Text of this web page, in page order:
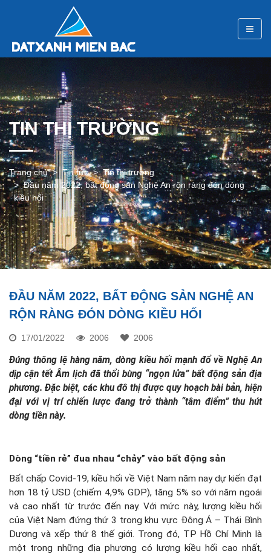
TIN THỊ TRƯỜNG
Trang chủ Tin tức
Tin thị trường
Đầu năm 2022, bất động sản Nghệ An rộn ràng đón dòng
kiều hối
ĐẦU NĂM 2022, BẤT ĐỘNG SẢN NGHỆ AN
RỘN RÀNG ĐÓN DÒNG KIỀU HỐI
17/01/2022 2006 2006
Đúng thông lệ hàng năm, dòng kiều hối mạnh đổ về Nghệ An
dịp cận tết Âm lịch đã thổi bùng “ngọn lửa” bất động sản địa
phương. Đặc biệt, các khu đô thị được quy hoạch bài bản, hiện
đại với vị trí chiến lược đang trở thành “tâm điểm” thu hút
dòng tiền này.
Dòng “tiền rẻ” đua nhau “chảy” vào bất động sản
Bất chấp Covid-19, kiều hối về Việt Nam năm nay dự kiến đạt
hơn 18 tỷ USD (chiếm 4,9% GDP), tăng 5% so với năm ngoái
và cao nhất từ trước đến nay. Với mức này, lượng kiều hối
của Việt Nam đứng thứ 3 trong khu vực Đông Á – Thái Bình
Dương và xếp thứ 8 thế giới. Trong đó, TP Hồ Chí Minh là
một trong những địa phương có lượng kiều hối cao nhất,